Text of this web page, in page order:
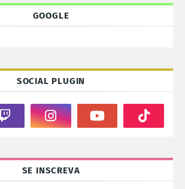
GOOGLE
SOCIAL PLUGIN
SE INSCREVA